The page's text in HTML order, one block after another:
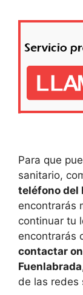
Para que
sanitario,
teléfono del
encontrarás
continuar tu
encontrarás
contactar
Fuenlabrada
de las redes